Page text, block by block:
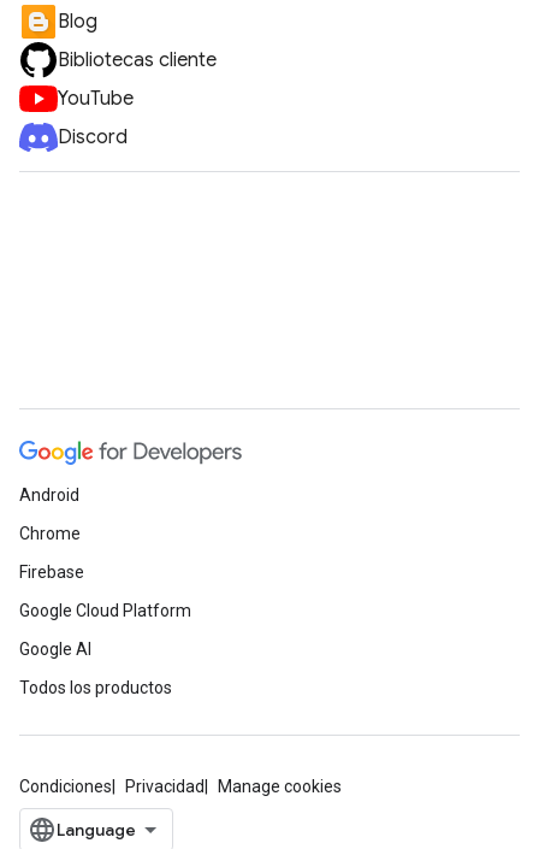
Blog
Bibliotecas cliente
YouTube
Discord
Android
Chrome
Firebase
Google Cloud Platform
Google AI
Todos los productos
Condiciones Privacidad Manage cookies